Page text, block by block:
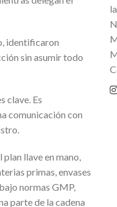
identificaron
sin asumir todo
clave. Es
comunicación con
plan llave en mano,
primas, envases
normas GMP,
parte de la cadena